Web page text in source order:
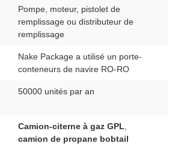
Pompe, moteur, pistolet de
remplissage ou distributeur de
remplissage
Nake Package a utilisé un porte-
conteneurs de navire RO-RO
50000 unités par an
Camion-citerne à gaz GPL
camion de propane bobtail